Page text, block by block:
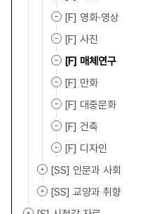
[F] 영화·영상
[F] 사진
[F] 매체연구
[F] 만화
[F] 대중문화
[F] 건축
[F] 디자인
[SS] 인문과 사회
[SS] 교양과 취향